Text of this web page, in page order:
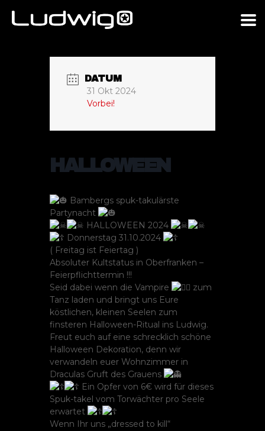
DATUM
31 Okt 2024
Vorbei!
HALLOWEEN
Bambergs spuk-takulärste
Partynacht
HALLOWEEN 2024
Donnerstag 31.10.2024
( Freitag ist Feiertag )
Absoluter Kultstatus in Oberfranken –
Feierpflichttermin !!!
Seid dabei wenn die Vampire
zum
Tanz laden und bringt uns Eure
köstlichen, kleinen Seelen zum
finsteren Halloween-Ritual ins Ludwig.
Freut euch auf eine schrecklich schöne
Halloween Dekoration, denn wir
verwandeln euer Wohnzimmer in
Draculas Gruft des Grauens
Ein Opfer von 6€ wird für dieses
Spuk-takel vom Torwächter pro Seele
erwartet
Wenn Ihr uns „dressed to kill“